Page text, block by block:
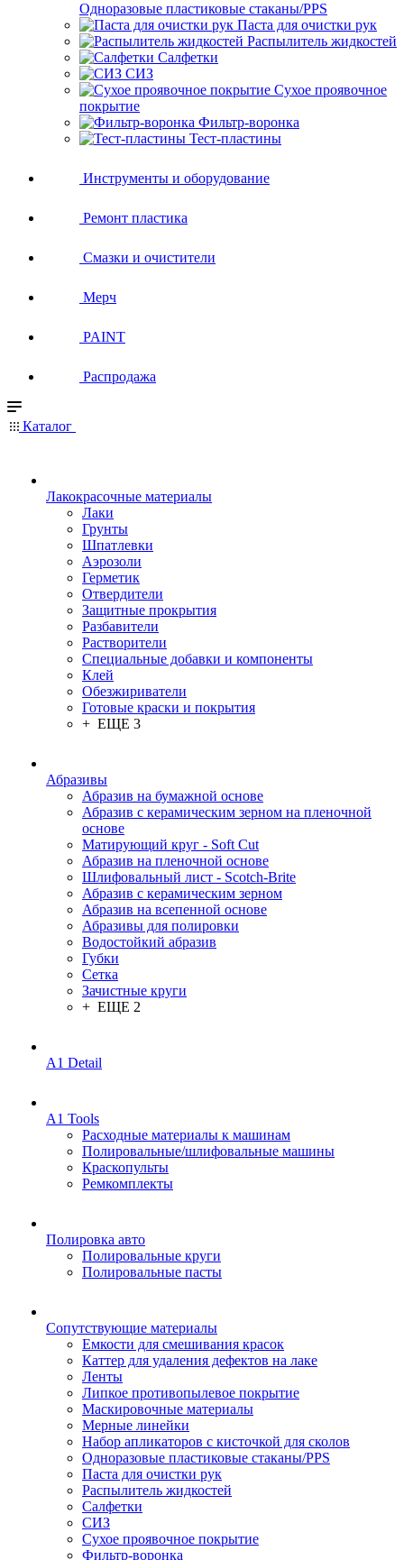
Одноразовые пластиковые стаканы/PPS
Паста для очистки рук
Распылитель жидкостей
Салфетки
СИЗ
Сухое проявочное
покрытие
Фильтр-воронка
Тест-пластины
Инструменты и оборудование
Ремонт пластика
Смазки и очистители
Мерч
PAINT
Распродажа
Каталог
Лакокрасочные материалы
Лаки
Грунты
Шпатлевки
Аэрозоли
Герметик
Отвердители
Защитные прокрытия
Разбавители
Растворители
Специальные добавки и компоненты
Клей
Обезжириватели
Готовые краски и покрытия
+ ЕЩЕ 3
Абразивы
Абразив на бумажной основе
Абразив с керамическим зерном на пленочной
основе
Матирующий круг - Soft Cut
Абразив на пленочной основе
Шлифовальный лист - Scotch-Brite
Абразив с керамическим зерном
Абразив на всепенной основе
Абразивы для полировки
Водостойкий абразив
Губки
Сетка
Зачистные круги
+ ЕЩЕ 2
A1 Detail
A1 Tools
Расходные материалы к машинам
Полировальные/шлифовальные машины
Краскопульты
Ремкомплекты
Полировка авто
Полировальные круги
Полировальные пасты
Сопутствующие материалы
Емкости для смешивания красок
Каттер для удаления дефектов на лаке
Ленты
Липкое противопылевое покрытие
Маскировочные материалы
Мерные линейки
Набор апликаторов с кисточкой для сколов
Одноразовые пластиковые стаканы/PPS
Паста для очистки рук
Распылитель жидкостей
Салфетки
СИЗ
Сухое проявочное покрытие
Фильтр-воронка